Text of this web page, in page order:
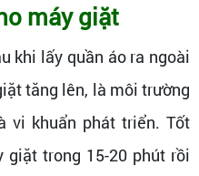
máy giặt
khi lấy quần áo ra ngoài
tăng lên, là môi trường
vi khuẩn phát triển. Tốt
giặt trong 15-20 phút rồi